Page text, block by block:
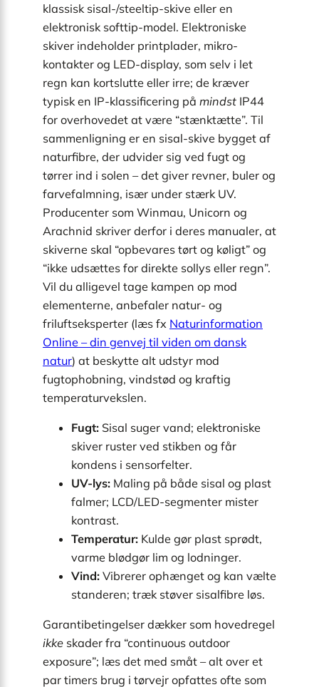
klassisk sisal-/steeltip-skive eller en
elektronisk softtip-model. Elektroniske
skiver indeholder printplader, mikro-
kontakter og LED-display, som selv i let
regn kan kortslutte eller irre; de kræver
typisk en IP-klassificering på mindst IP44
for overhovedet at være “stænktætte”. Til
sammenligning er en sisal-skive bygget af
naturfibre, der udvider sig ved fugt og
tørrer ind i solen – det giver revner, buler og
farvefalmning, især under stærk UV.
Producenter som Winmau, Unicorn og
Arachnid skriver derfor i deres manualer, at
skiverne skal “opbevares tørt og køligt” og
“ikke udsættes for direkte sollys eller regn”.
Vil du alligevel tage kampen op mod
elementerne, anbefaler natur- og
friluftseksperter (læs fx Naturinformation
Online – din genvej til viden om dansk
natur) at beskytte alt udstyr mod
fugtophobning, vindstød og kraftig
temperatur­vekslen.
Fugt: Sisal suger vand; elektroniske
skiver ruster ved stikben og får
kondens i sensorfelter.
UV-lys: Maling på både sisal og plast
falmer; LCD/LED-segmenter mister
kontrast.
Temperatur: Kulde gør plast sprødt,
varme blødgør lim og lodninger.
Vind: Vibrerer ophænget og kan vælte
standeren; træk støver sisalfibre løs.
Garanti­betingelser dækker som hovedregel
ikke skader fra “continuous outdoor
exposure”; læs det med småt – alt over et
par timers brug i tørvejr opfattes ofte som